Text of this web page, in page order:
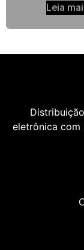
Leia
eletrônica com